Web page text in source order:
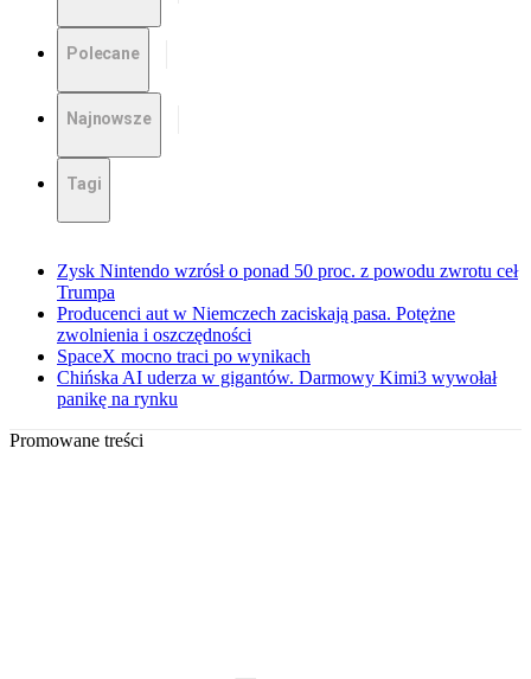
Polecane
Najnowsze
Tagi
Zysk Nintendo wzrósł o ponad 50 proc. z powodu zwrotu ceł
Trumpa
Producenci aut w Niemczech zaciskają pasa. Potężne
zwolnienia i oszczędności
SpaceX mocno traci po wynikach
Chińska AI uderza w gigantów. Darmowy Kimi3 wywołał
panikę na rynku
Promowane treści